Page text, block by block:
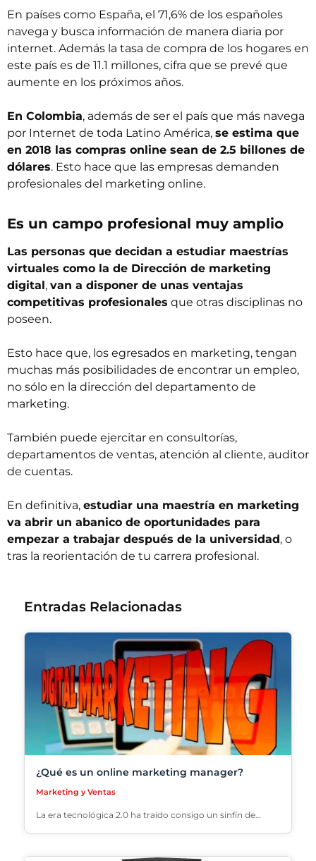
En países como España, el 71,6% de los españoles
navega y busca información de manera diaria por
internet. Además la tasa de compra de los hogares en
este país es de 11.1 millones, cifra que se prevé que
aumente en los próximos años.
En Colombia, además de ser el país que más navega
por Internet de toda Latino América, se estima que
en 2018 las compras online sean de 2.5 billones de
dólares. Esto hace que las empresas demanden
profesionales del marketing online.
Es un campo profesional muy amplio
Las personas que decidan a estudiar maestrías
virtuales como la de Dirección de marketing
digital, van a disponer de unas ventajas
competitivas profesionales que otras disciplinas no
poseen.
Esto hace que, los egresados en marketing, tengan
muchas más posibilidades de encontrar un empleo,
no sólo en la dirección del departamento de
marketing.
También puede ejercitar en consultorías,
departamentos de ventas, atención al cliente, auditor
de cuentas.
En definitiva, estudiar una maestría en marketing
va abrir un abanico de oportunidades para
empezar a trabajar después de la universidad, o
tras la reorientación de tu carrera profesional.
Entradas Relacionadas
¿Qué es un online marketing manager?
Marketing y Ventas
La era tecnológica 2.0 ha traído consigo un sinfín de…